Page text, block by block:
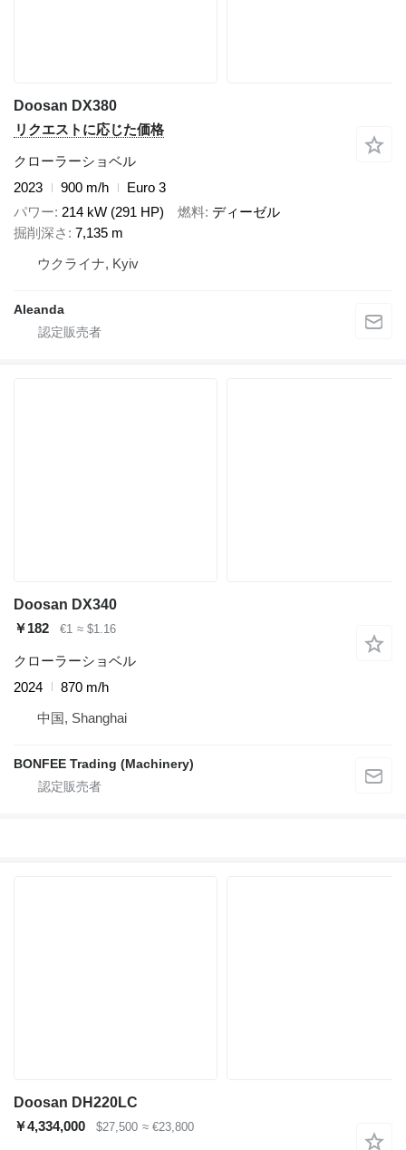
Doosan DX380
リクエストに応じた価格
クローラーショベル
2023
900 m/h
Euro 3
パワー 214 kW (291 HP) 燃料 ディーゼル
掘削深さ
7,135 m
ウクライナ, Kyiv
Aleanda
Doosan DX340
￥182
€1 ≈ $1.16
クローラーショベル
2024
870 m/h
中国, Shanghai
BONFEE Trading (Machinery)
Doosan DH220LC
￥4,334,000
$27,500 ≈ €23,800